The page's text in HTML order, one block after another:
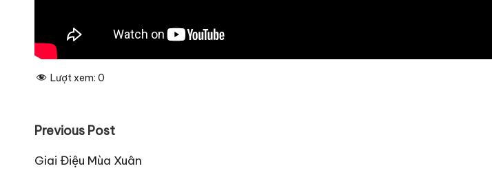
Lượt xem: 0
Post
navigation
Previous Post
Giai Điệu Mùa Xuân